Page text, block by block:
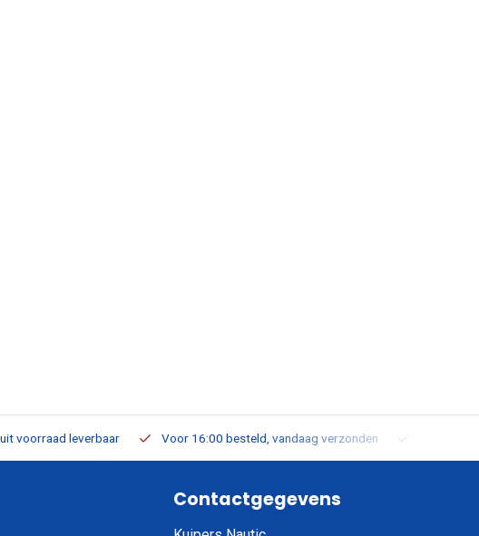
voorraad leverbaar Voor 16:00 besteld, vandaag verzonden
Contactgegevens